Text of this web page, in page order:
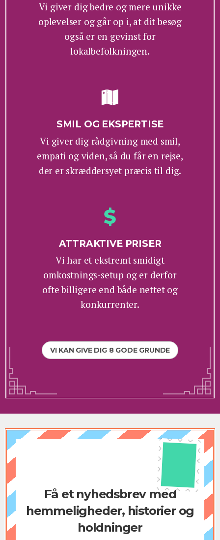
Vi giver dig bedre og mere unikke
oplevelser og går op i, at dit besøg
også er en gevinst for
lokalbefolkningen.
SMIL OG EKSPERTISE
Vi giver dig rådgivning med smil,
empati og viden, så du får en rejse,
der er skræddersyet præcis til dig.
ATTRAKTIVE PRISER
Vi har et ekstremt smidigt
omkostnings-setup og er derfor
ofte billigere end både nettet og
konkurrenter.
VI KAN GIVE DIG 8 GODE GRUNDE
Få et nyhedsbrev med
hemmeligheder, historier og
holdninger